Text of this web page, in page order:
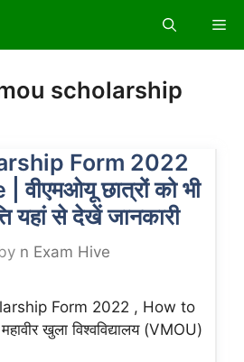
scholarship
Form 2022
छात्रों को भी
यहां से देखें जानकारी
n Exam Hive
Form 2022 , How to
खुला विश्वविद्यालय (VMOU)